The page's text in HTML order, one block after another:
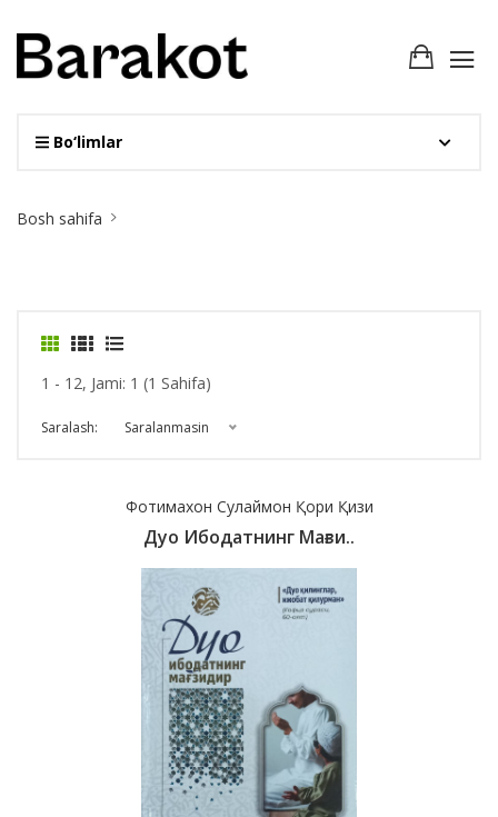
Bo‘limlar
Breadcrumb
Bosh sahifa
1 - 12, Jami: 1 (1 Sahifa)
Saralash: Saralanmasin
Фотимахон Сулаймон Қори Қизи
Дуо Ибодатнинг Мағзи..